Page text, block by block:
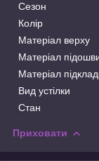
Сезон
Колір
Матеріал верху
Матеріал
Матеріал
Вид устілки
Стан
Приховати